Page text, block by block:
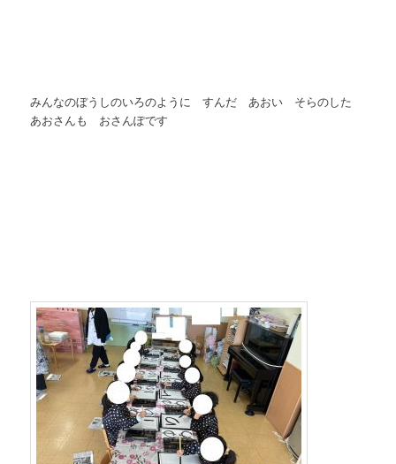
みんなのぼうしのいろのように すんだ あおい そらのした
あおさんも おさんぽです